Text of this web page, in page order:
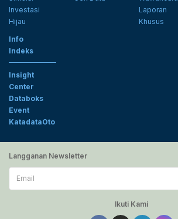
Investasi
Hijau
Laporan
Khusus
Info
Indeks
Insight
Center
Databoks
Event
KatadataOto
Langganan Newsletter
Email
Ikuti Kami